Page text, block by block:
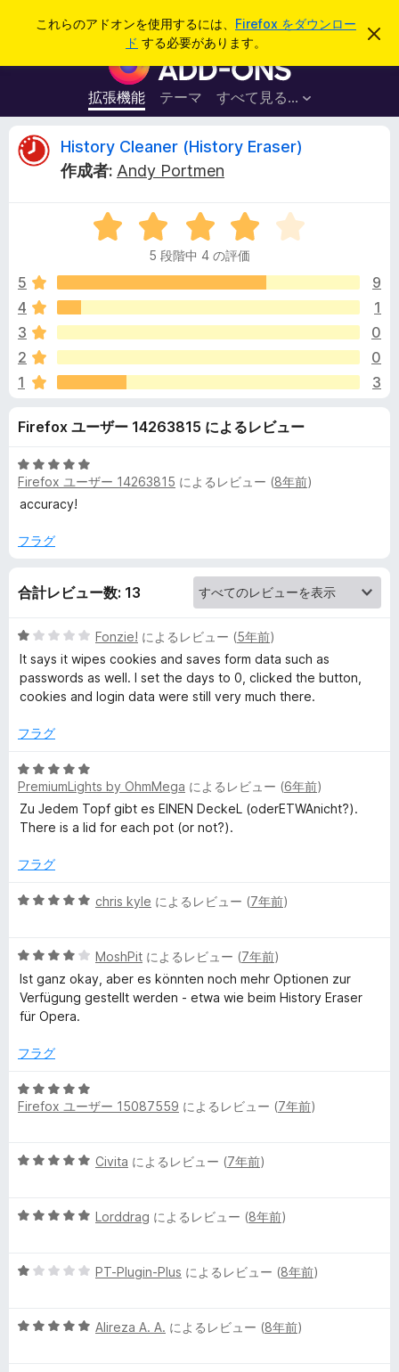
これらのアドオンを使用するには、 Firefox をダウンロー
ド する必要があります。
こ
を
F
i
r
e
f
x
ラ
ウ
ザ
ー
ド
オ
ン
拡張機能 テーマ すべて見る...
ログイン
H
t
o
r
y
C
l
a
n
e
r
(
H
i
o
r
E
s
e
r
History Cleaner (History Eraser)
作成者: Andy Portmen
5
段
中
の
価
5 段階中 4 の評価
5
9
4
1
3
0
2
0
1
3
Firefox ユーザー 14263815 によるレビュー
5
段
階
5
価
Firefox ユーザー 14263815 によるレビュー (8年前)
accuracy!
フラグ
合計レビュー数: 13
5
段
階
中
の
価
Fonzie! によるレビュー (5年前)
It says it wipes cookies and saves form data such as
passwords as well. I set the days to 0, clicked the button,
cookies and login data were still very much there.
フラグ
5
段
階
中
の
価
PremiumLights by OhmMega によるレビュー (6年前)
Zu Jedem Topf gibt es EINEN DeckeL (oderETWAnicht?).
There is a lid for each pot (or not?).
フラグ
5
中
5
の
評
chris kyle によるレビュー (7年前)
5
段
階
中
の
価
MoshPit によるレビュー (7年前)
Ist ganz okay, aber es könnten noch mehr Optionen zur
Verfügung gestellt werden - etwa wie beim History Eraser
für Opera.
フラグ
5
段
5
価
Firefox ユーザー 15087559 によるレビュー (7年前)
5
中
評
Civita によるレビュー (7年前)
5
中
評
Lorddrag によるレビュー (8年前)
5
中
PT-Plugin-Plus によるレビュー (8年前)
5
Alireza A. A. によるレビュー (8年前)